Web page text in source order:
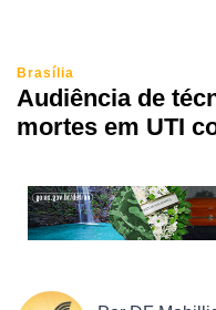
Brasília
Audiência de
mortes em UTI